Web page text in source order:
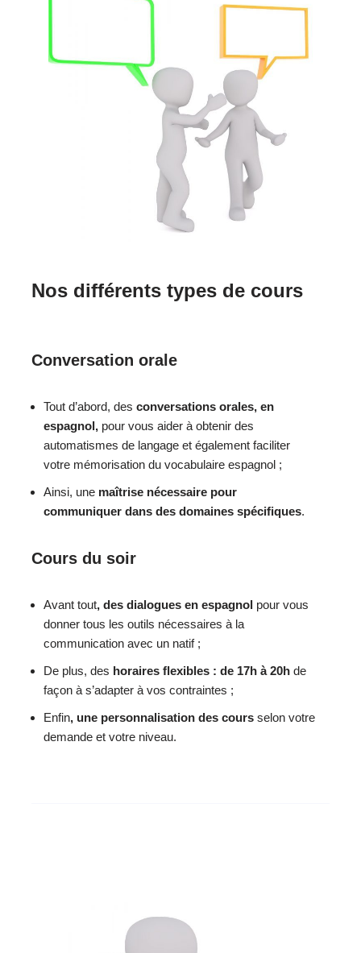
Nos différents types de cours
Conversation orale
Tout d’abord, des conversations orales, en
espagnol, pour vous aider à obtenir des
automatismes de langage et également faciliter
votre mémorisation du vocabulaire espagnol ;
Ainsi, une maîtrise nécessaire pour
communiquer dans des domaines spécifiques.
Cours du soir
Avant tout, des dialogues en espagnol pour vous
donner tous les outils nécessaires à la
communication avec un natif ;
De plus, des horaires flexibles : de 17h à 20h de
façon à s’adapter à vos contraintes ;
Enfin, une personnalisation des cours selon votre
demande et votre niveau.